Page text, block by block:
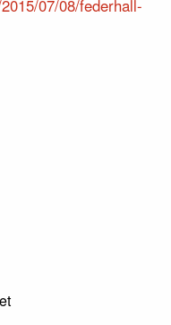
07/08/federhall-